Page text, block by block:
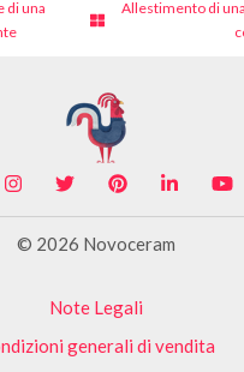
di una
Allestimento di
© 2026 Novoceram
Note Legali
generali di vendita